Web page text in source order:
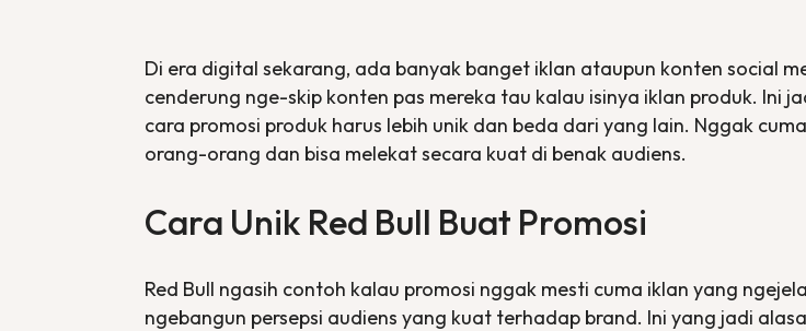
Di era digital sekarang, ada banyak banget iklan ataupun konten social
cenderung nge-skip konten pas mereka tau kalau isinya iklan produk. Ini
cara promosi produk harus lebih unik dan beda dari yang lain. Nggak
orang-orang dan bisa melekat secara kuat di benak audiens.
Cara Unik Red Bull Buat Promosi
Red Bull ngasih contoh kalau promosi nggak mesti cuma iklan yang
ngebangun persepsi audiens yang kuat terhadap brand. Ini yang jadi